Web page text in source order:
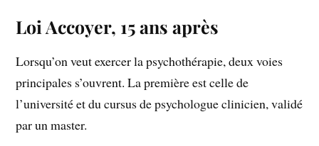
Loi Accoyer, 15 ans après
Lorsqu’on veut exercer la psychothérapie, deux voies
principales s’ouvrent. La première est celle de
l’université et du cursus de psychologue clinicien, validé
par un master.